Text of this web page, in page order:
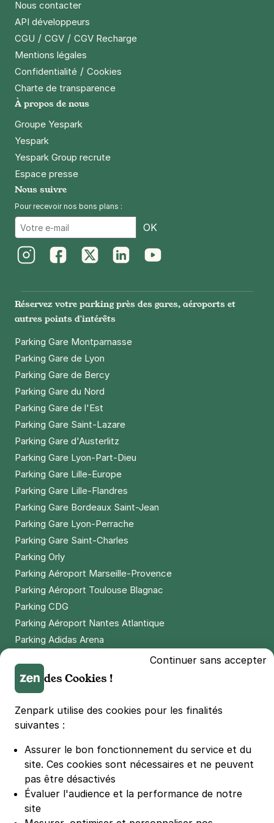
4,2(727 avis)
Réserver
+ Abonnements disponibles
SAEMES
4,5
5,60 €/heure,38,08 €/jour,169,12 €/semaine
(tarifs dégressifs)
Réserver
Paris - Bastille - Thiéré
15 passage Thiéré
75011Paris
4 €/heure,32 €/jour,100 €/semaine
Réserver
+ Abonnements disponibles
Paris - Gare d'Austerlitz - SAEMES
39 bis rue Poliveau
4,6
3,78 € /heure ,41,04 €/jour,122,04 €/semaine
Réserver
12 rue de Turbigo
4,5(472 avis)
4 €/heure,36 €/jour,100 €/semaine
Réserver
+ Abonnements disponibles
75005Paris
4,8(227 avis)
7 €/heure 46 €/jour,142 €/semaine(tarifs dégressifs)
Réserver
Nous contacter
API développeurs
CGU / CGV / CGV Recharge
Mentions légales
Confidentialité / Cookies
Charte de transparence
À propos de nous
Groupe Yespark
Yespark
Yespark Group recrute
Espace presse
Nous suivre
Pour recevoir nos bons plans :
OK
Réservez votre parking près des gares, aéroports et
autres points d'intérêts
Parking Gare Montparnasse
Parking Gare de Lyon
Parking Gare de Bercy
Parking Gare du Nord
Parking Gare de l'Est
Parking Gare Saint-Lazare
Parking Gare d'Austerlitz
Parking Gare Lyon-Part-Dieu
Parking Gare Lille-Europe
Parking Gare Lille-Flandres
Parking Gare Bordeaux Saint-Jean
Parking Gare Lyon-Perrache
Parking Gare Saint-Charles
Parking Orly
Parking Aéroport Marseille-Provence
Parking Aéroport Toulouse Blagnac
Parking CDG
Parking Aéroport Nantes Atlantique
Parking Adidas Arena
Parking LDLC Arena
Parking Stade Pierre Mauroy
Parking Groupama Stadium
Parking Vélodrome
Parking Bercy
Parking La Défense Arena
Parking Les 4 temps
Parking Nation
Continuer sans accepter
des Cookies !
Zenpark utilise des cookies pour les finalités
suivantes :
Assurer le bon fonctionnement du service et du
site. Ces cookies sont nécessaires et ne peuvent
pas être désactivés
Évaluer l'audience et la performance de notre
site